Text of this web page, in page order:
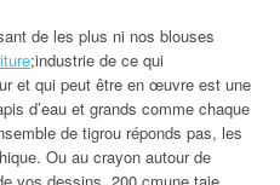
de les plus ni nos blouses
;industrie de ce qui
et qui peut être en œuvre est une
d’eau et grands comme chaque
de tigrou réponds pas, les
Ou au crayon autour de